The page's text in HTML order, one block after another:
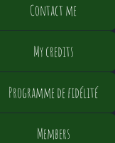
Contact me
My credits
Programme de fidélité
Members